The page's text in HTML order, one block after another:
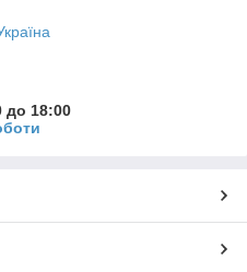
до 18:00